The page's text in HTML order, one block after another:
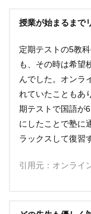
授業が始まるまで
定期テストの5教
も、その時は希望
んでした。オンラ
れていたこともあ
期テストで国語が
にしたことで塾に
ラックスして復習
引用元：オンライ